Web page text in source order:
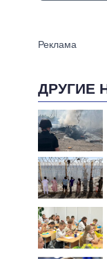
ДРУГИЕ